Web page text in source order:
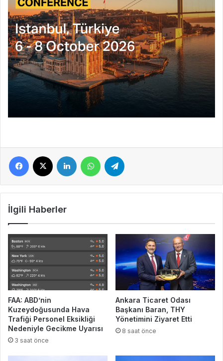
Facebook LinkedIn WhatsApp
İlgili Haberler
FAA: ABD’nin
Kuzeydoğusunda Hava
Trafiği Personel Eksikliği
Nedeniyle Gecikme Uyarısı
3 saat önce
Ankara Ticaret Odası
Başkanı Baran, THY
Yönetimini Ziyaret Etti
8 saat önce